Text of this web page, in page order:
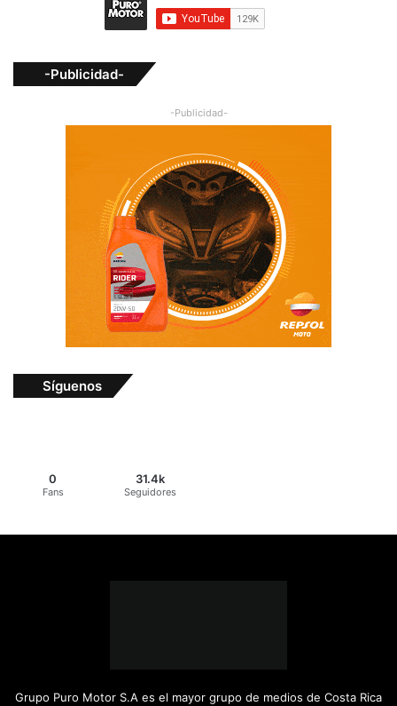
-Publicidad-
-Publicidad-
Síguenos
0
Fans
31.4k
Seguidores
Grupo Puro Motor S.A es el mayor grupo de medios de Costa Rica